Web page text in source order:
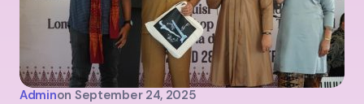
Adminon September 24, 2025